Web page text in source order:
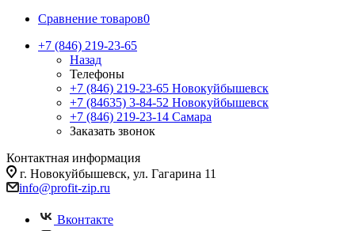
Сравнение товаров0
+7 (846) 219-23-65
Назад
Телефоны
+7 (846) 219-23-65 Новокуйбышевск
+7 (84635) 3-84-52 Новокуйбышевск
+7 (846) 219-23-14 Самара
Заказать звонок
Контактная информация
г. Новокуйбышевск, ул. Гагарина 11
info@profit-zip.ru
Вконтакте